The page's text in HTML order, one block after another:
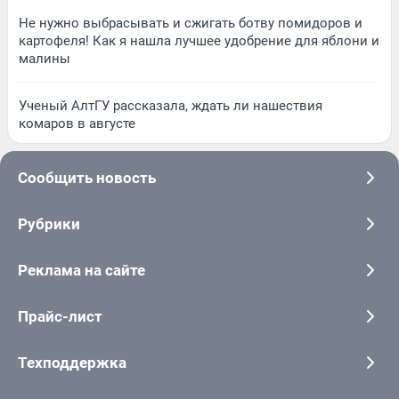
Не нужно выбрасывать и сжигать ботву помидоров и
картофеля! Как я нашла лучшее удобрение для яблони и
малины
Ученый АлтГУ рассказала, ждать ли нашествия
комаров в августе
Сообщить новость
Рубрики
Реклама на сайте
Прайс-лист
Техподдержка